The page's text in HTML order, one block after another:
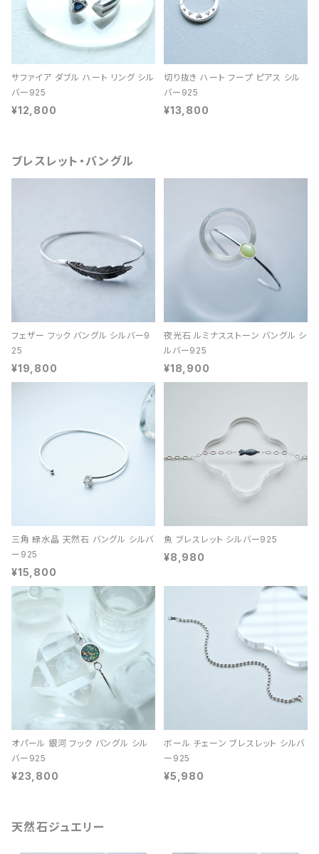
サファイア ダブル ハート リング シル
バー925
¥12,800
切り抜き ハート フープ ピアス シル
バー925
¥13,800
ブレスレット・バングル
フェザー フック バングル シルバー9
25
¥19,800
夜光石 ルミナスストーン バングル シ
ルバー925
¥18,900
三角 緑水晶 天然石 バングル シルバ
ー925
¥15,800
魚 ブレスレット シルバー925
¥8,980
オパール 銀河 フック バングル シル
バー925
¥23,800
ボール チェーン ブレスレット シルバ
ー925
¥5,980
天然石ジュエリー